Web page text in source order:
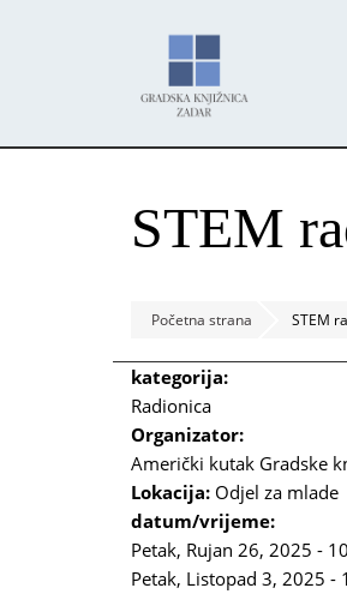
STEM
Početna strana STEM
kategorija:
Radionica
Organizator:
Američki kutak Gradske
Lokacija: Odjel za mlade
datum/vrijeme:
Petak, Rujan 26, 2025 -
Petak, Listopad 3, 2025 -